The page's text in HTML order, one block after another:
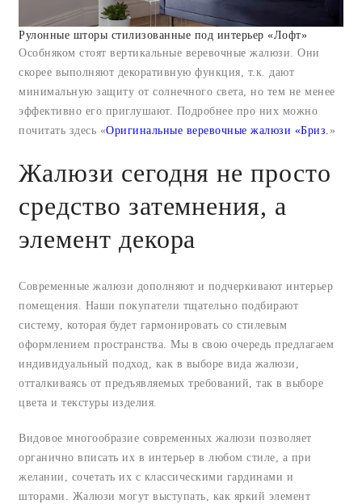
Рулонные шторы стилизованные под интерьер «Лофт»
Особняком стоят вертикальные веревочные жалюзи. Они
скорее выполняют декоративную функция, т.к. дают
минимальную защиту от солнечного света, но тем не менее
эффективно его приглушают. Подробнее про них можно
почитать здесь «Оригинальные веревочные жалюзи «Бриз. »
Жалюзи сегодня не просто
средство затемнения, а
элемент декора
Современные жалюзи дополняют и подчеркивают интерьер
помещения. Наши покупатели тщательно подбирают
систему, которая будет гармонировать со стилевым
оформлением пространства. Мы в свою очередь предлагаем
индивидуальный подход, как в выборе вида жалюзи,
отталкиваясь от предъявляемых требований, так в выборе
цвета и текстуры изделия.
Видовое многообразие современных жалюзи позволяет
органично вписать их в интерьер в любом стиле, а при
желании, сочетать их с классическими гардинами и
шторами. Жалюзи могут выступать, как яркий элемент